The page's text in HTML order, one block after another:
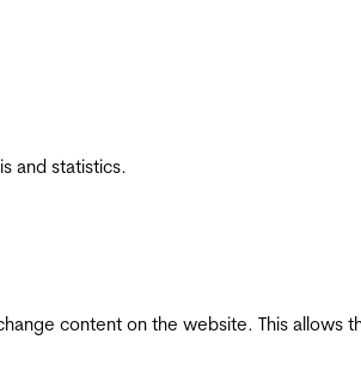
and statistics.
content on the website. This allows